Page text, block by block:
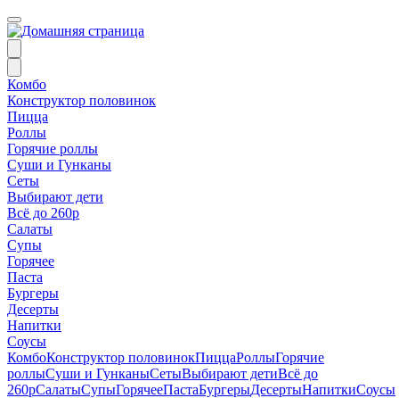
Комбо
Конструктор половинок
Пицца
Роллы
Горячие роллы
Суши и Гунканы
Сеты
Выбирают дети
Всё до 260р
Салаты
Супы
Горячее
Паста
Бургеры
Десерты
Напитки
Соусы
КомбоКонструктор половинокПиццаРоллыГорячие
роллыСуши и ГунканыСетыВыбирают детиВсё до
260рСалатыСупыГорячееПастаБургерыДесертыНапиткиСоусы